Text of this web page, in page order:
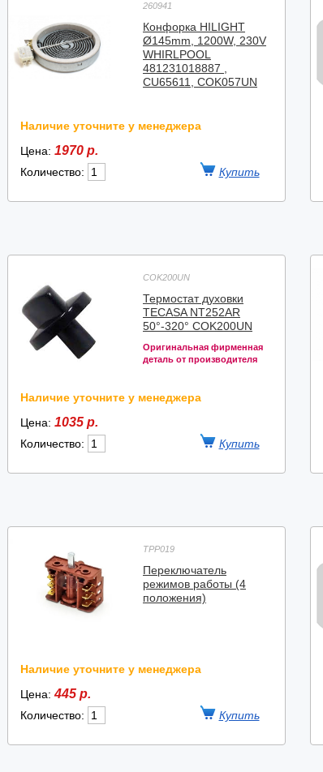
260941
Конфорка HILIGHT
Ø145mm, 1200W, 230V
WHIRLPOOL
481231018887 ,
CU65611, COK057UN
Наличие уточните у менеджера
Цена: 1970 р.
Количество:
COK200UN
Термостат духовки
TECASA NT252AR
50°-320° COK200UN
Оригинальная фирменная
деталь от производителя
Наличие уточните у менеджера
Цена: 1035 р.
Количество:
TPP019
Переключатель
режимов работы (4
положения)
Наличие уточните у менеджера
Цена:445 р.
Количество: